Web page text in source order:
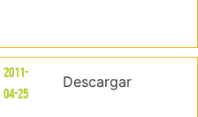
2011-
04-25
Descargar